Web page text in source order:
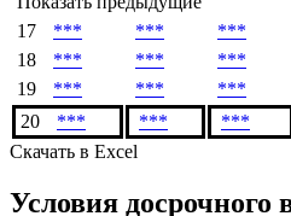
#
Окончание
купона
Купон,
%
купона,
USD
Показать предыдущие
17
*** *** ***
18
*** *** ***
20
*** *** ***